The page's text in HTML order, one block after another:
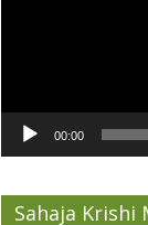
00:00
Sahaja Krishi